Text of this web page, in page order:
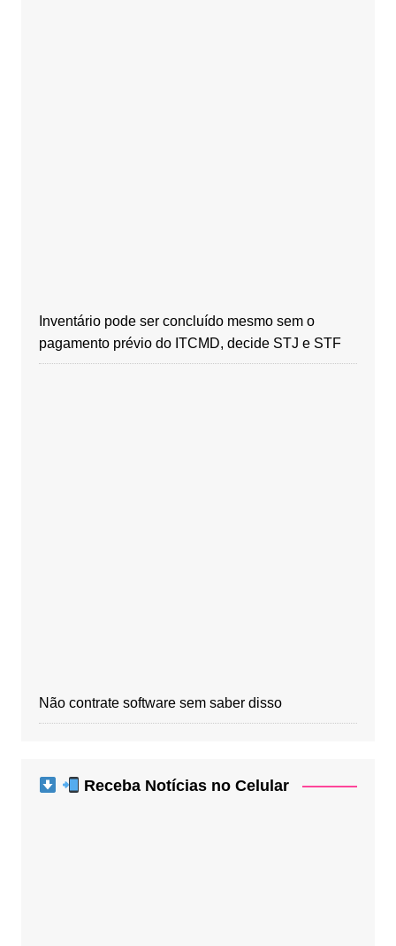
Inventário pode ser concluído mesmo sem o
pagamento prévio do ITCMD, decide STJ e STF
Não contrate software sem saber disso
Receba Notícias no Celular